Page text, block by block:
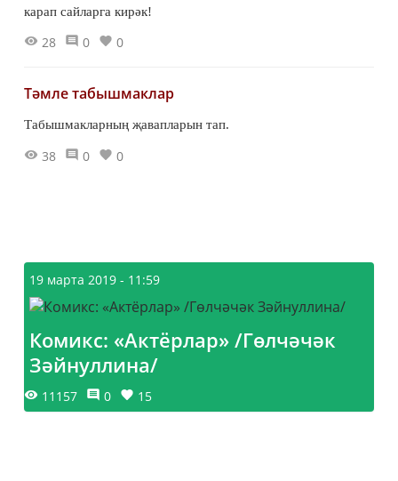
карап сайларга кирәк!
28 0 0
Тәмле табышмаклар
Табышмакларның җавапларын тап.
38 0 0
19 марта 2019 - 11:59
Комикс: «Актёрлар» /Гөлчәчәк
Зәйнуллина/
11157 0 15